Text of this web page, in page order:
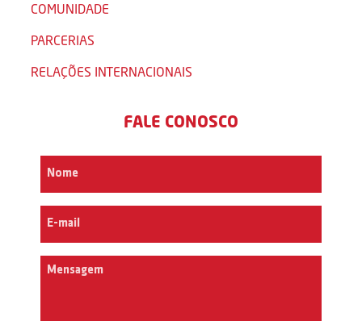
COMUNIDADE
PARCERIAS
RELAÇÕES INTERNACIONAIS
FALE CONOSCO